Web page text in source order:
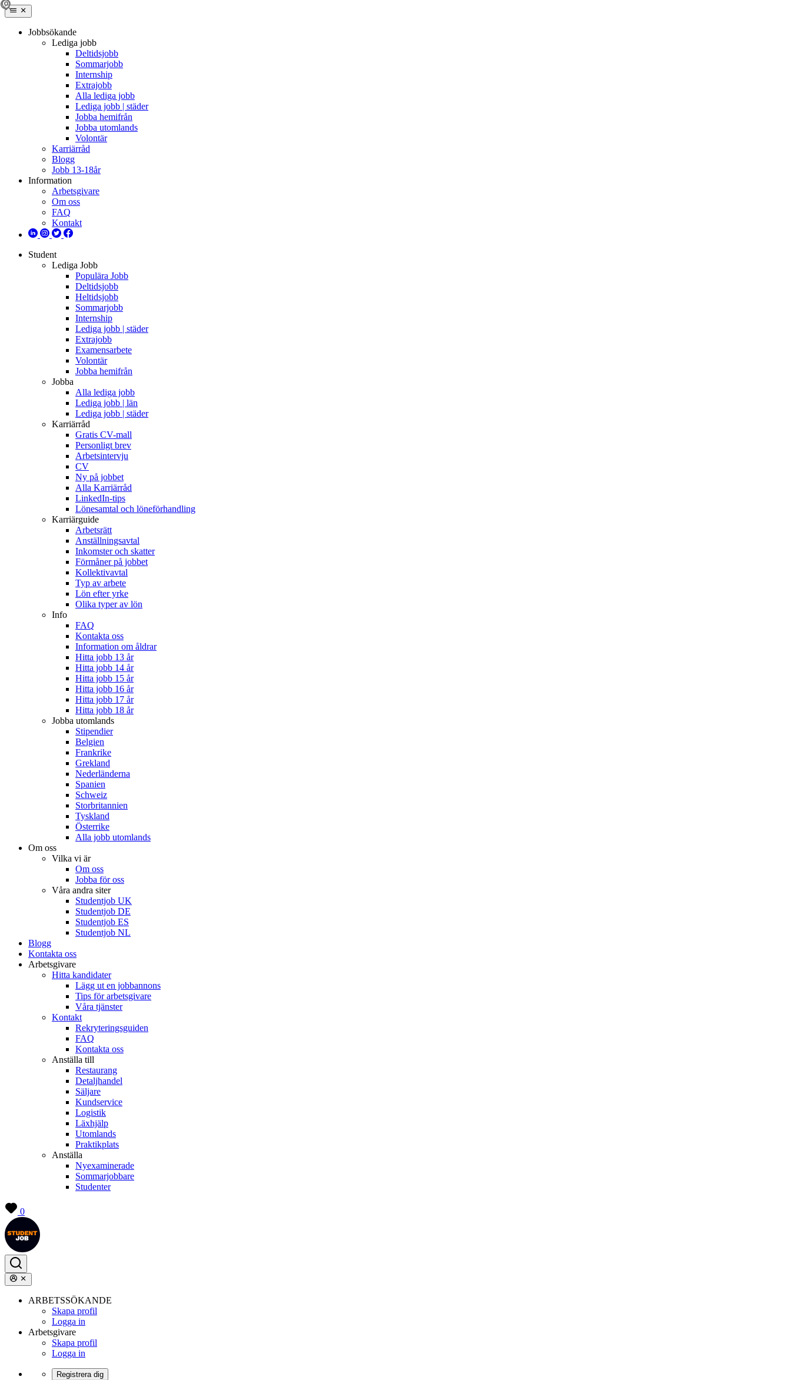
Jobbsökande
Lediga jobb
Deltidsjobb
Sommarjobb
Internship
Extrajobb
Alla lediga jobb
Lediga jobb | städer
Jobba hemifrån
Jobba utomlands
Volontär
Karriärråd
Blogg
Jobb 13-18år
Information
Arbetsgivare
Om oss
FAQ
Kontakt
Student
Lediga Jobb
Populära Jobb
Deltidsjobb
Heltidsjobb
Sommarjobb
Internship
Lediga jobb | städer
Extrajobb
Examensarbete
Volontär
Jobba hemifrån
Jobba
Alla lediga jobb
Lediga jobb | län
Lediga jobb | städer
Karriärråd
Gratis CV-mall
Personligt brev
Arbetsintervju
CV
Ny på jobbet
Alla Karriärråd
LinkedIn-tips
Lönesamtal och löneförhandling
Karriärguide
Arbetsrätt
Anställningsavtal
Inkomster och skatter
Förmåner på jobbet
Kollektivavtal
Typ av arbete
Lön efter yrke
Olika typer av lön
Info
FAQ
Kontakta oss
Information om åldrar
Hitta jobb 13 år
Hitta jobb 14 år
Hitta jobb 15 år
Hitta jobb 16 år
Hitta jobb 17 år
Hitta jobb 18 år
Jobba utomlands
Stipendier
Belgien
Frankrike
Grekland
Nederländerna
Spanien
Schweiz
Storbritannien
Tyskland
Österrike
Alla jobb utomlands
Om oss
Vilka vi är
Om oss
Jobba för oss
Våra andra siter
Studentjob UK
Studentjob DE
Studentjob ES
Studentjob NL
Blogg
Kontakta oss
Arbetsgivare
Hitta kandidater
Lägg ut en jobbannons
Tips för arbetsgivare
Våra tjänster
Kontakt
Rekryteringsguiden
FAQ
Kontakta oss
Anställa till
Restaurang
Detaljhandel
Säljare
Kundservice
Logistik
Läxhjälp
Utomlands
Praktikplats
Anställa
Nyexaminerade
Sommarjobbare
Studenter
0
ARBETSSÖKANDE
Skapa profil
Logga in
Arbetsgivare
Skapa profil
Logga in
Registrera dig